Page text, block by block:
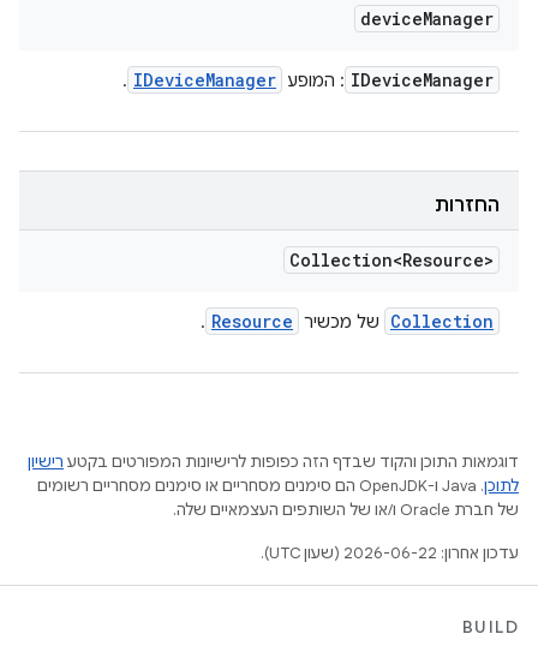
deviceManager
IDeviceManager : המופע IDeviceManager
.
החזרות
Collection<Resource>
Collection של מכשיר Resource
.
דוגמאות התוכן והקוד שבדף הזה כפופות לרישיונות המפורטים בקטע רישיון
לתוכן
.‏ Java ו-OpenJDK הם סימנים מסחריים או סימנים מסחריים רשומים
של חברת Oracle ו/או של השותפים העצמאיים שלה.
עדכון אחרון: 2026-06-22 (שעון UTC).
BUILD